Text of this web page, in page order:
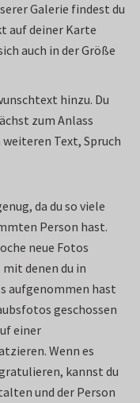
Galerie findest du
auf deiner Karte
auch in der Größe
hinzu. Du
zum Anlass
Text, Spruch
da du so viele
Person hast.
neue Fotos
denen du in
aufgenommen hast
geschossen
einer
Wenn es
kannst du
und der Person